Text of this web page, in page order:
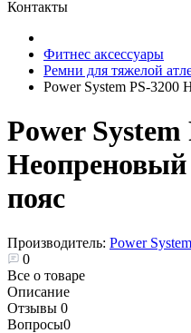
Контакты
Фитнес аксессуары
Ремни для тяжелой
Power System PS-3200
Power System
Неопреновый
пояс
Производитель: Power System
0
Все о товаре
Описание
Отзывы 0
Вопросы0